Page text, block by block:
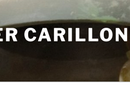
CARILLON